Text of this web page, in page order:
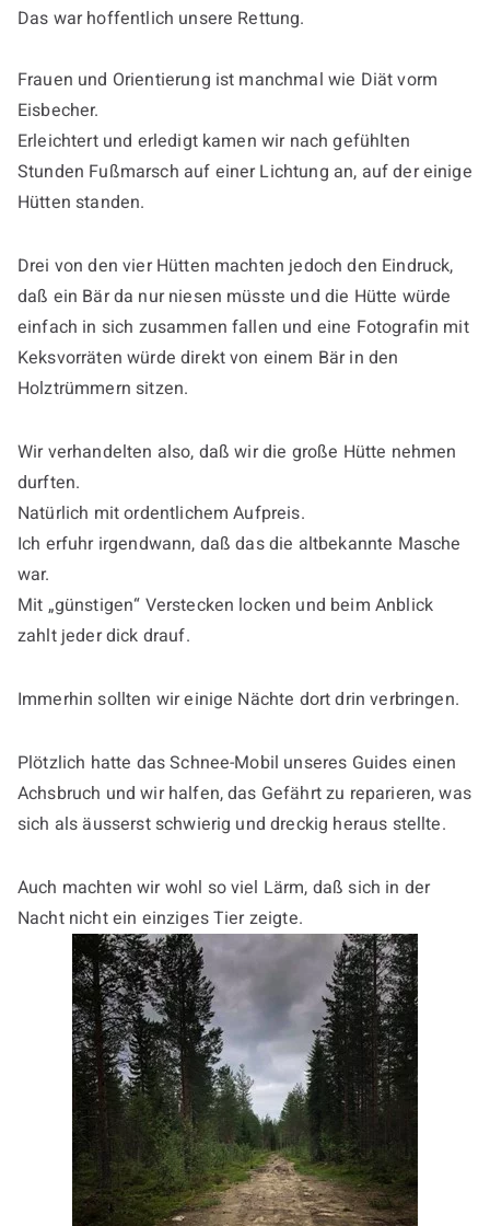
Das war hoffentlich unsere Rettung.
Frauen und Orientierung ist manchmal wie Diät vorm
Eisbecher.
Erleichtert und erledigt kamen wir nach gefühlten
Stunden Fußmarsch auf einer Lichtung an, auf der einige
Hütten standen.
Drei von den vier Hütten machten jedoch den Eindruck,
daß ein Bär da nur niesen müsste und die Hütte würde
einfach in sich zusammen fallen und eine Fotografin mit
Keksvorräten würde direkt von einem Bär in den
Holztrümmern sitzen.
Wir verhandelten also, daß wir die große Hütte nehmen
durften.
Natürlich mit ordentlichem Aufpreis.
Ich erfuhr irgendwann, daß das die altbekannte Masche
war.
Mit „günstigen“ Verstecken locken und beim Anblick
zahlt jeder dick drauf.
Immerhin sollten wir einige Nächte dort drin verbringen.
Plötzlich hatte das Schnee-Mobil unseres Guides einen
Achsbruch und wir halfen, das Gefährt zu reparieren, was
sich als äusserst schwierig und dreckig heraus stellte.
Auch machten wir wohl so viel Lärm, daß sich in der
Nacht nicht ein einziges Tier zeigte.